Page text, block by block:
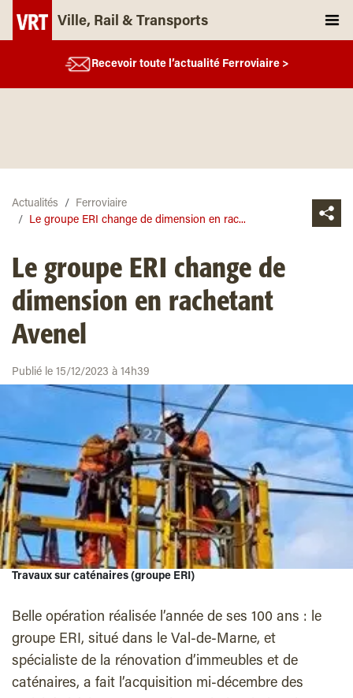
Ville, Rail & Transports
Recevoir toute l’actualité Ferroviaire >
Actualités
Ferroviaire
Le groupe ERI change de dimension en rac...
Le groupe ERI change de
dimension en rachetant
Avenel
Publié le 15/12/2023 à 14h39
Travaux sur caténaires (groupe ERI)
Belle opération réalisée l’année de ses 100 ans : le
groupe ERI, situé dans le Val-de-Marne, et
spécialiste de la rénovation d’immeubles et de
caténaires, a fait l’acquisition mi-décembre des